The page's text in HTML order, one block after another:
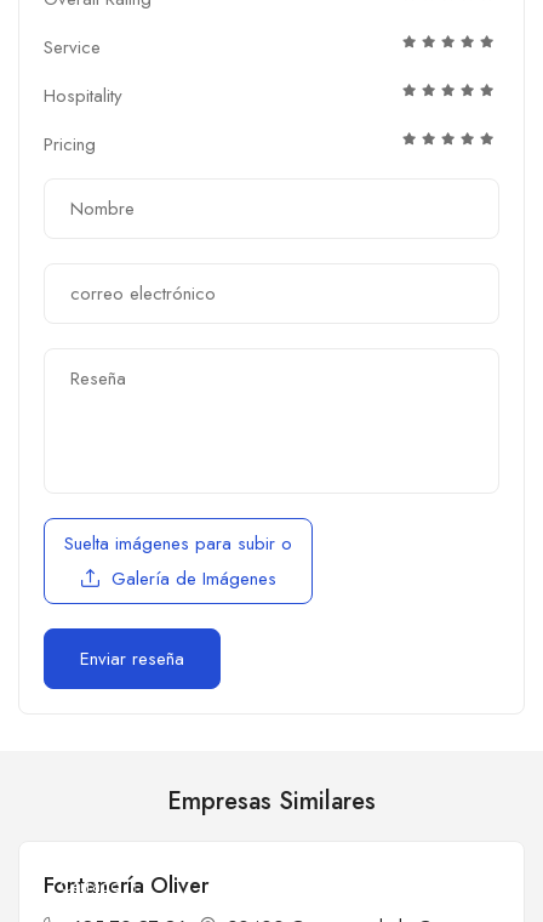
Service
Hospitality
Pricing
Suelta imágenes para subir o
Galería de Imágenes
Empresas Similares
Cerrado
Fontanería Oliver